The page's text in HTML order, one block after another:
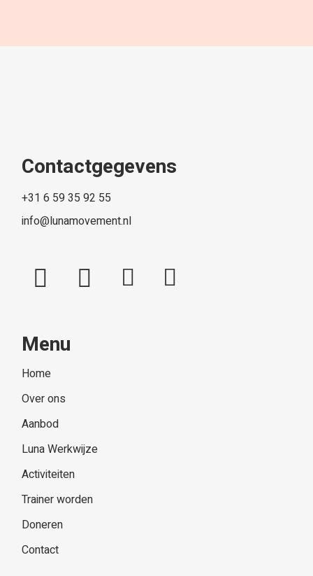
Contactgegevens
+31 6 59 35 92 55
info@lunamovement.nl
Menu
Home
Over ons
Aanbod
Luna Werkwijze
Activiteiten
Trainer worden
Doneren
Contact